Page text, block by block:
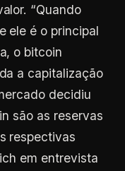
“Quando
ele é o principal
o bitcoin
a capitalização
decidiu
são as reservas
respectivas
em entrevista